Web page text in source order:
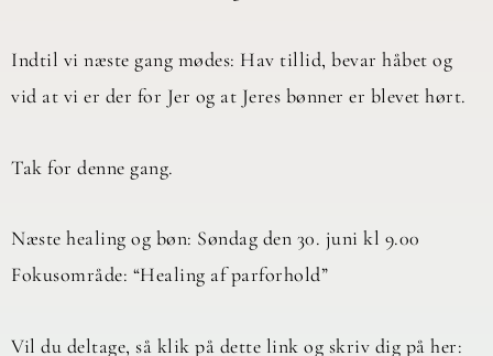
Indtil vi næste gang mødes: Hav tillid, bevar håbet og
vid at vi er der for Jer og at Jeres bønner er blevet hørt.
Tak for denne gang.
Næste healing og bøn: Søndag den 30. juni kl 9.00
Fokusområde: “Healing af parforhold”
Vil du deltage, så klik på dette link og skriv dig på her: